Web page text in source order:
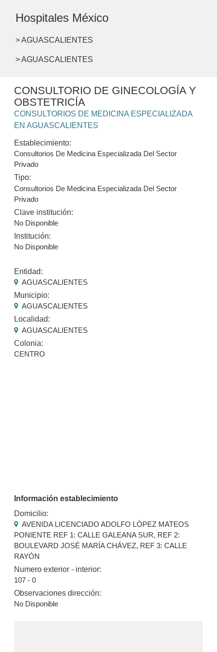
Hospitales México
> AGUASCALIENTES
> AGUASCALIENTES
CONSULTORIO DE GINECOLOGÍA Y
OBSTETRICÍA
CONSULTORIOS DE MEDICINA ESPECIALIZADA
EN AGUASCALIENTES
Establecimiento:
Consultorios De Medicina Especializada Del Sector
Privado
Tipo:
Consultorios De Medicina Especializada Del Sector
Privado
Clave institución:
No Disponible
Institución:
No Disponible
Entidad:
AGUASCALIENTES
Municipio:
AGUASCALIENTES
Localidad:
AGUASCALIENTES
Colonia:
CENTRO
Información establecimiento
Domicilio:
AVENIDA LICENCIADO ADOLFO LÓPEZ MATEOS
PONIENTE REF 1: CALLE GALEANA SUR, REF 2:
BOULEVARD JOSÉ MARÍA CHÁVEZ, REF 3: CALLE
RAYÓN
Numero exterior - interior:
107 - 0
Observaciones dirección:
No Disponible